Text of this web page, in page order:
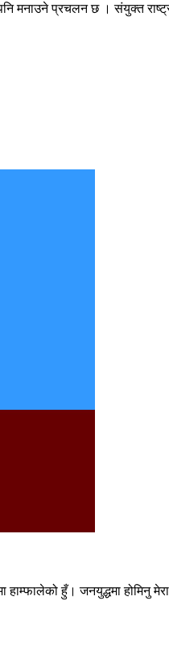
पनि मनाउने प्रचलन छ । संयुक्त
हाम्फालेको हुँ। जनयुद्धमा होमिनु